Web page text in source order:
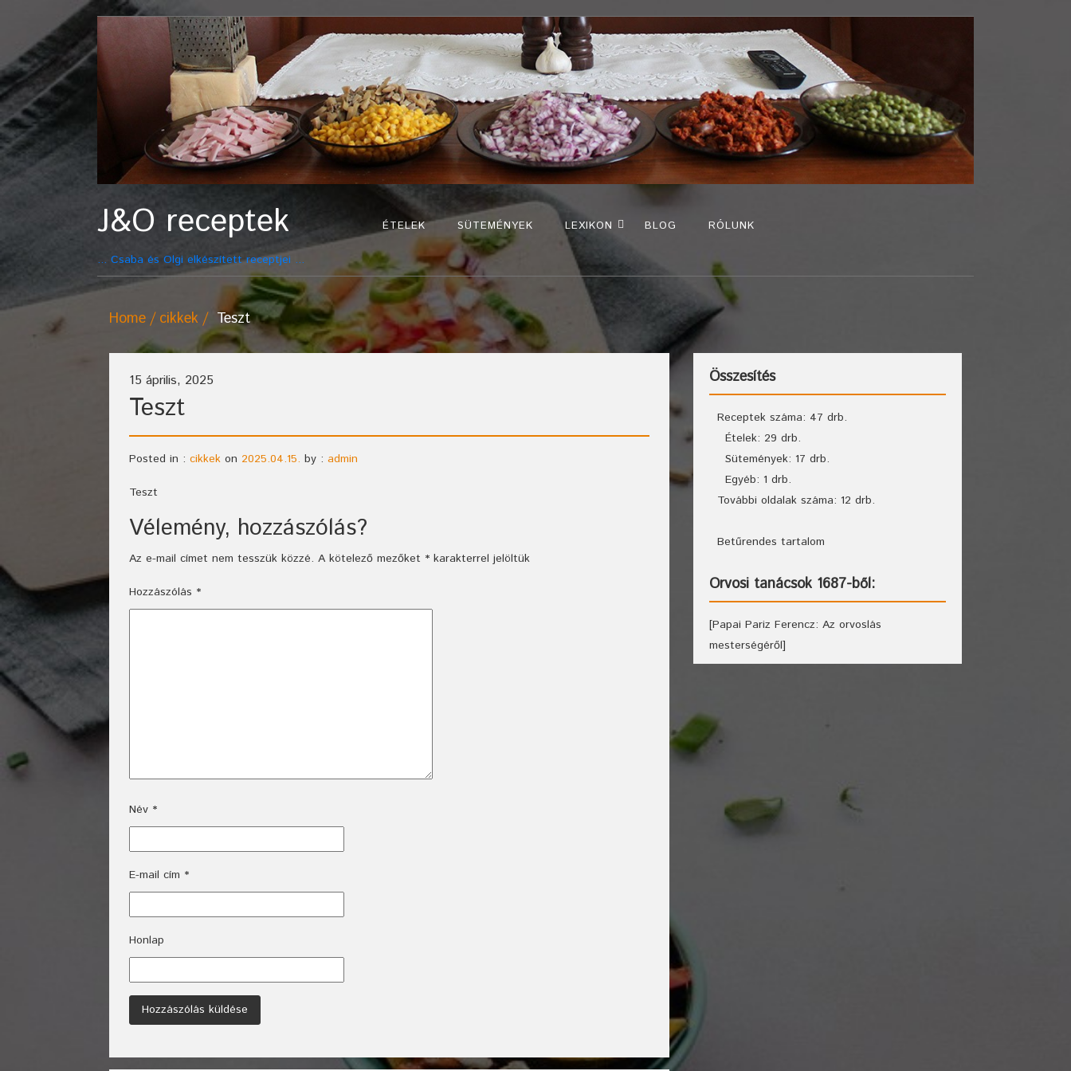
J&O receptek
... Csaba és Olgi elkészített receptjei ...
ÉTELEK SÜTEMÉNYEK LEXIKON BLOG RÓLUNK
Home cikkek Teszt
15 április, 2025
Teszt
Posted in : cikkek on 2025.04.15. by : admin
Teszt
Vélemény, hozzászólás?
Az e-mail címet nem tesszük közzé. A kötelező mezőket * karakterrel jelöltük
Hozzászólás *
Név *
E-mail cím *
Honlap
Összesítés
Receptek száma: 47 drb.
Ételek: 29 drb.
Sütemények: 17 drb.
Egyéb: 1 drb.
További oldalak száma: 12 drb.
Betűrendes tartalom
Orvosi tanácsok 1687-ből:
[Papai Pariz Ferencz: Az orvoslás
mesterségéről]